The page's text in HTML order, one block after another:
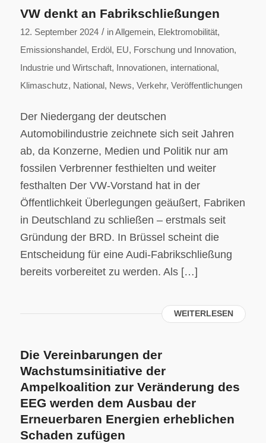
VW denkt an Fabrikschließungen
12. September 2024 / inAllgemein, Elektromobilität,
Emissionshandel, Erdöl, EU, Forschung und Innovation,
Industrie und Wirtschaft, Innovationen, international,
Klimaschutz, National, News, Verkehr, Veröffentlichungen
Der Niedergang der deutschen
Automobilindustrie zeichnete sich seit Jahren
ab, da Konzerne, Medien und Politik nur am
fossilen Verbrenner festhielten und weiter
festhalten Der VW-Vorstand hat in der
Öffentlichkeit Überlegungen geäußert, Fabriken
in Deutschland zu schließen – erstmals seit
Gründung der BRD. In Brüssel scheint die
Entscheidung für eine Audi-Fabrikschließung
bereits vorbereitet zu werden. Als […]
WEITERLESEN
Die Vereinbarungen der
Wachstumsinitiative der
Ampelkoalition zur Veränderung des
EEG werden dem Ausbau der
Erneuerbaren Energien erheblichen
Schaden zufügen